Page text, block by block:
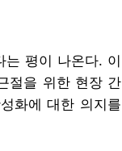
평이 나온다. 이
절을 위한 현장 간
화에 대한 의지를